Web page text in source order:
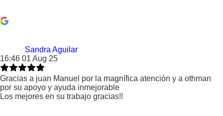
Sandra Aguilar
16:46 01 Aug 25
Gracias a juan Manuel por la magnífica atención y a othman
por su apoyo y ayuda inmejorable
Los mejores en su trabajo gracias!!